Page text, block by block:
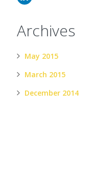
Archives
May 2015
March 2015
December 2014